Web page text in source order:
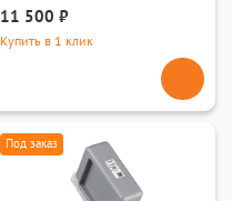
11 500 ₽
Купить в 1 клик
Под заказ